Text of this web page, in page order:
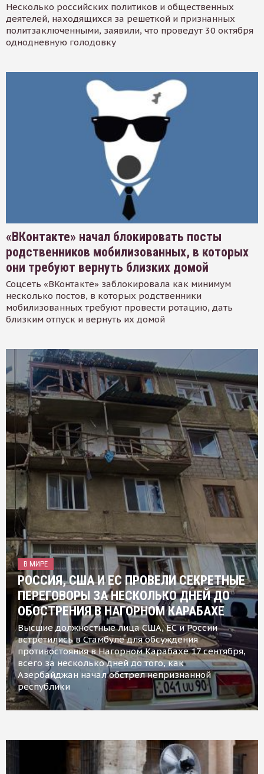
Несколько российских политиков и общественных
деятелей, находящихся за решеткой и признанных
политзаключенными, заявили, что проведут 30 октября
однодневную голодовку
«ВКонтакте» начал блокировать посты
родственников мобилизованных, в которых
они требуют вернуть близких домой
Соцсеть «ВКонтакте» заблокировала как минимум
несколько постов, в которых родственники
мобилизованных требуют провести ротацию, дать
близким отпуск и вернуть их домой
В МИРЕ
РОССИЯ, США И ЕС ПРОВЕЛИ СЕКРЕТНЫЕ
ПЕРЕГОВОРЫ ЗА НЕСКОЛЬКО ДНЕЙ ДО
ОБОСТРЕНИЯ В НАГОРНОМ КАРАБАХЕ
Высшие должностные лица США, ЕС и России
встретились в Стамбуле для обсуждения
противостояния в Нагорном Карабахе 17 сентября,
всего за несколько дней до того, как
Азербайджан начал обстрел непризнанной
республики